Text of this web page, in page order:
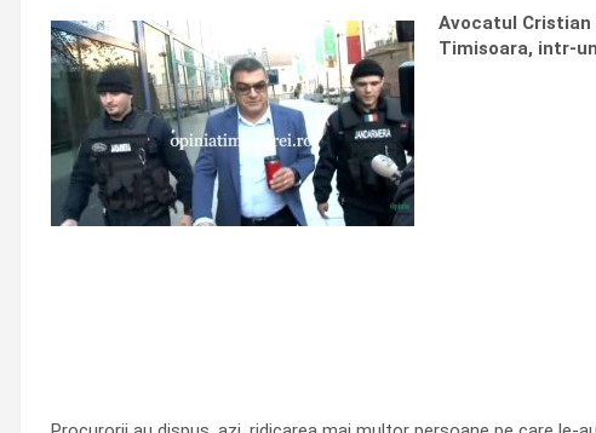
Avocatul
Timisoara, intr-